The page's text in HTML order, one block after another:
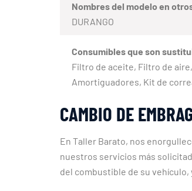
Nombres del modelo en
DURANGO
Consumibles que son
Filtro de aceite, Filtro de
Amortiguadores, Kit de
CAMBIO DE
En Taller Barato, nos
nuestros servicios más
del combustible de su